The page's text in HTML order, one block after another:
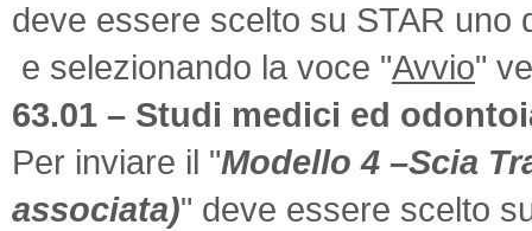
deve essere scelto su STAR
e selezionando la voce "Avvio"
63.01 – Studi medici ed
Per inviare il "Modello 4 –Scia
associata)" deve essere scelto